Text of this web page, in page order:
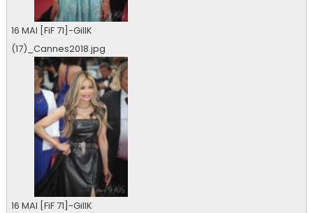
16 MAI [FiF 71]-GillK
(17)_Cannes2018.jpg
16 MAI [FiF 71]-GillK